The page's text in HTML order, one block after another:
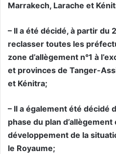
Marrakech, Larache et
– Il a été décidé, à partir du
reclasser toutes les
zone d’allègement n°1 à
et provinces de Tanger-
et Kénitra;
– Il a également été décidé
phase du plan
développement de la
le Royaume;